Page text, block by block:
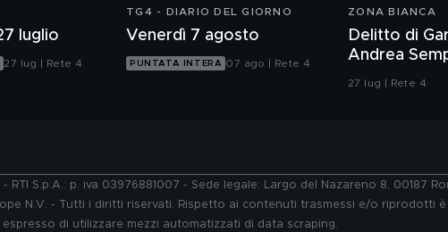
luglio
27 lug | Rete 4
TG4 - DIARIO DEL GIORNO
Venerdì 7 agosto
PUNTATA INTERA 07 ago | Rete 4
ZONA BIANCA
Delitto di
Andrea
del delitto è
27 lug | Rete 4
RTI S.p.A.: p. iva 03976881007 - Sede legale: Largo del Nazareno 8, 00187
N.V. - Tutti i diritti riservati. Rispetto ai contenuti trasmessi e/o
di utilizzare mezzi automatizzati di data scraping.